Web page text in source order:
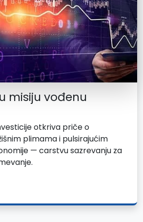
misiju vođenu
otkriva priče o
plimama i pulsirajućim
— carstvu sazrevanju za